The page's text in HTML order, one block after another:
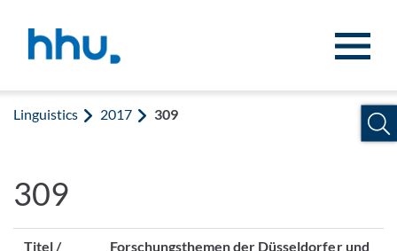
Linguistics 2017 309
309
Titel /
Forschungsthemen der Düsseldorfer und